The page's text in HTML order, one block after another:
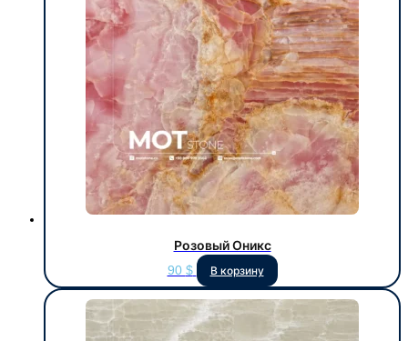
Розовый Оникс
90 $ В корзину